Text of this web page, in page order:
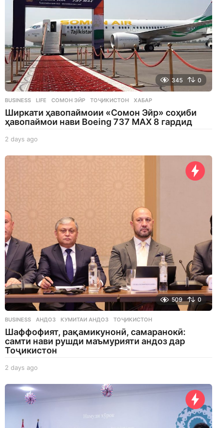
345 0
BUSINESS ,LIFE СОМОН ЭЙР ,ТОҶИКИСТОН ,ХАБАР
Ширкати ҳавопаймоии «Сомон Эйр» соҳиби
ҳавопаймои нави Boeing 737 MAX 8 гардид
2 days ago
a
509 0
BUSINESS АНДОЗ ,КУМИТАИ АНДОЗ ,ТОҶИКИСТОН
Шаффофият, рақамикунонӣ, самаранокӣ:
самти нави рушди маъмурияти андоз дар
Тоҷикистон
2 days ago
a
g